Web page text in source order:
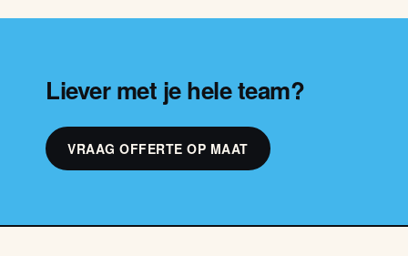
Liever met je hele team?
VRAAG OFFERTE OP MAAT